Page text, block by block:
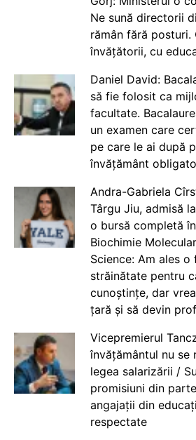
Ne sună directorii
rămân fără posturi.
învățătorii, cu
Daniel David:
să fie folosit ca
facultate.
un examen care
pe care le ai după
învățământ
Andra-Gabriela
Târgu Jiu, admisă
o bursă completă
Biochimie
Science: Am ales
străinătate pentru
cunoștințe, dar
țară și să devin
Vicepremierul
învățământul nu se
legea salarizării /
promisiuni din
angajații din
respectate